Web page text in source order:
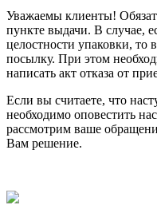
Уважаемы клиенты!
пункте выдачи. В случае,
целостности упаковки, то
посылку. При этом
написать акт отказа от
Если вы считаете, что
необходимо оповестить
рассмотрим ваше
Вам решение.